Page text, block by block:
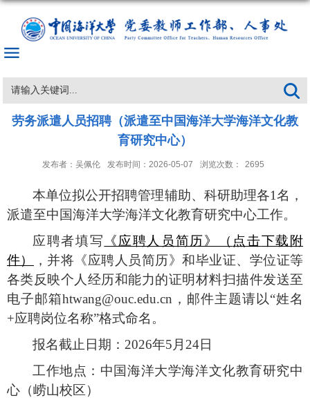
劳务派遣人员招聘（派遣至中国海洋大学海洋文化教
育研究中心）
发布者：吴佩伦 发布时间：2026-05-07 浏览次数： 2695
本单位拟公开招聘管理辅助、科研助理各1名，
派遣至中国海洋大学海洋文化教育研究中心工作。
应聘者填写
《应聘人员简历》（ 点击下载附
件）
，并将《应聘人员简历》和毕业证、学位证等
各类反映个人经历和能力的证明材料扫描件发送至
电子邮箱htwang@ouc.edu.cn ， 邮件主题请以“姓名
+应聘岗位名称”格式命名 。
报名截止日期： 2026年5 月 24日
工作地点： 中国海洋大学海洋文化教育研究中
心 （崂山校区 ）